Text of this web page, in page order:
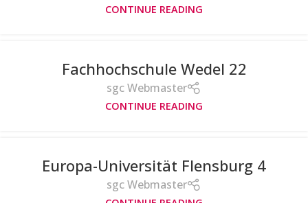
CONTINUE READING
Fachhochschule Wedel 22
sgc Webmaster
CONTINUE READING
Europa-Universität Flensburg 4
sgc Webmaster